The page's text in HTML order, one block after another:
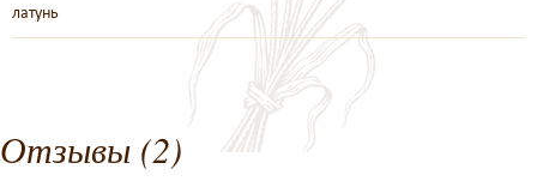
латунь
Отзывы (2)